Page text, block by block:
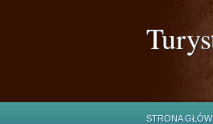
STRONA